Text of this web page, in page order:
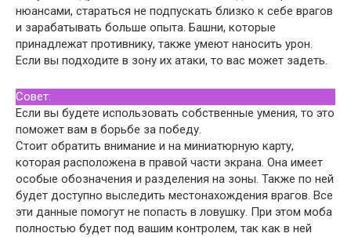
нюансами, стараться не подпускать близко к себе врагов
и зарабатывать больше опыта. Башни, которые
принадлежат противнику, также умеют наносить урон.
Если вы подходите в зону их атаки, то вас может задеть.
Совет:
Если вы будете использовать собственные умения, то это
поможет вам в борьбе за победу.
Стоит обратить внимание и на миниатюрную карту,
которая расположена в правой части экрана. Она имеет
особые обозначения и разделения на зоны. Также по ней
будет доступно выследить местонахождения врагов. Все
эти данные помогут не попасть в ловушку. При этом моба
полностью будет под вашим контролем, так как в ней